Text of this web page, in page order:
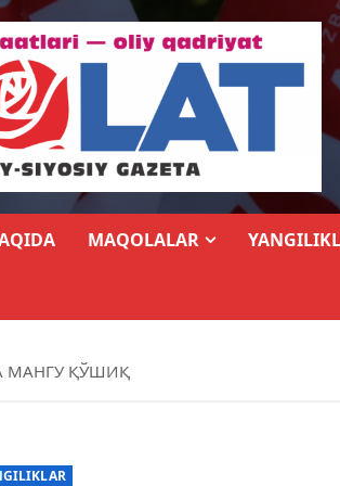
MAQOLALAR
МАНГУ ҚЎШИҚ